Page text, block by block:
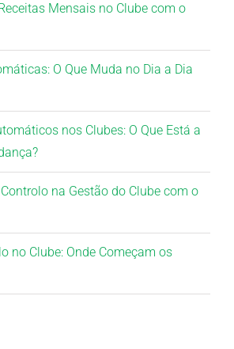
Mensais no Clube com o
O Que Muda no Dia a Dia
nos Clubes: O Que Está a
na Gestão do Clube com o
no Clube: Onde Começam os